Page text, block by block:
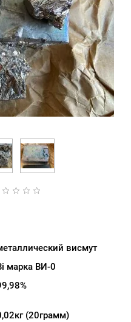
висмут
марка ВИ-0
(20грамм)